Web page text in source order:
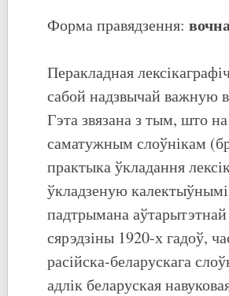
Форма правядзення:
Перакладная
сабой надзвычай важную
Гэта звязана з тым, што
саматужным слоўнікам
практыка ўкладання
ўкладзеную
падтрымана
сярэдзіны 1920-х гадоў,
расійска-беларускага
адлік беларуская